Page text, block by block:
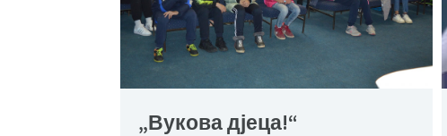
„Вукова дјеца!“